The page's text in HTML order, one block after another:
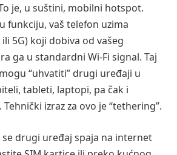
je, u suštini, mobilni hotspot.
funkciju, vaš telefon uzima
5G) koji dobiva od vašeg
ga u standardni Wi-Fi signal. Taj
“uhvatiti” drugi uređaji u
tableti, laptopi, pa čak i
izraz za ovo je “tethering”.
drugi uređaj spaja na internet